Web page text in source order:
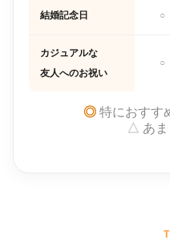
結婚記念日 ○
カジュアルな
友人へのお祝い
○
◎ 特におすす
△ あ